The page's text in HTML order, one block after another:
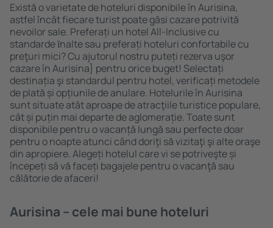
Există o varietate de hoteluri disponibile în Aurisina,
astfel încât fiecare turist poate găsi cazare potrivită
nevoilor sale. Preferați un hotel All-Inclusive cu
standarde ȋnalte sau preferați hoteluri confortabile cu
preţuri mici? Cu ajutorul nostru puteți rezerva uşor
cazare în Aurisina} pentru orice buget! Selectați
destinația şi standardul pentru hotel, verificați metodele
de plată și opțiunile de anulare. Hotelurile în Aurisina
sunt situate atât aproape de atracţiile turistice populare,
cât și puțin mai departe de aglomerație. Toate sunt
disponibile pentru o vacanță lungă sau perfecte doar
pentru o noapte atunci când doriţi să vizitaţi şi alte oraşe
din apropiere. Alegeți hotelul care vi se potriveşte și
începeți să vă faceți bagajele pentru o vacanţă sau
călătorie de afaceri!
Aurisina – cele mai bune hoteluri